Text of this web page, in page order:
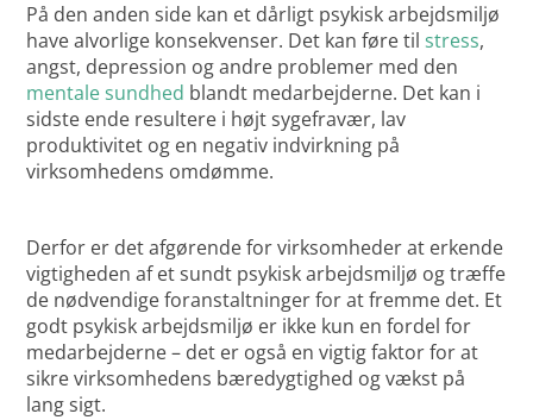
På den anden side kan et dårligt psykisk arbejdsmiljø
have alvorlige konsekvenser. Det kan føre tilstress,
angst, depression og andre problemer med den
mentale sundhed blandt medarbejderne. Det kan i
sidste ende resultere i højt sygefravær, lav
produktivitet og en negativ indvirkning på
virksomhedens omdømme.
Derfor er det afgørende for virksomheder at erkende
vigtigheden af et sundt psykisk arbejdsmiljø og træffe
de nødvendige foranstaltninger for at fremme det. Et
godt psykisk arbejdsmiljø er ikke kun en fordel for
medarbejderne – det er også en vigtig faktor for at
sikre virksomhedens bæredygtighed og vækst på
lang sigt.